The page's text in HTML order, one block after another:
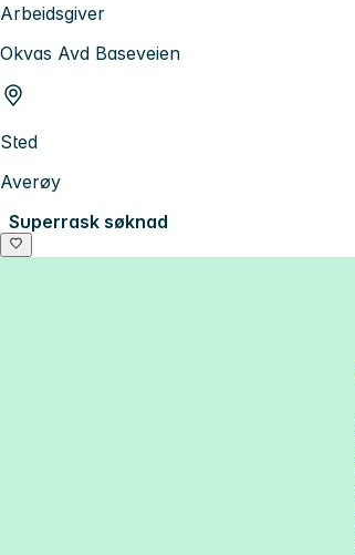
Arbeidsgiver
Okvas Avd Baseveien
Sted
Averøy
Superrask søknad